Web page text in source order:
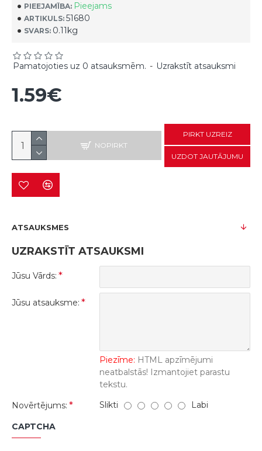
PIEEJAMĪBA: Pieejams
ARTIKULS: 51680
SVARS: 0.11kg
Pamatojoties uz 0 atsauksmēm. - Uzrakstīt atsauksmi
1.59€
NOPIRKT
PIRKT UZREIZ
UZDOT JAUTĀJUMU
ATSAUKSMES
UZRAKSTĪT ATSAUKSMI
Jūsu Vārds:
Jūsu atsauksme:
Piezīme: HTML apzīmējumi
neatbalstās! Izmantojiet parastu
tekstu.
Novērtējums:
Slikti Labi
CAPTCHA